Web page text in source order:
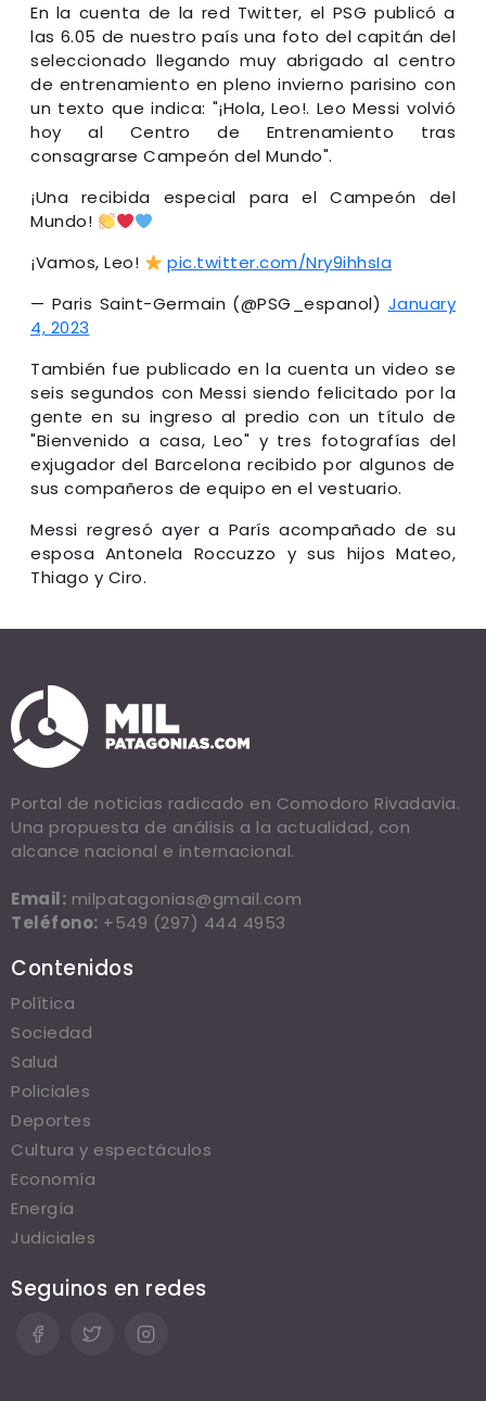
En la cuenta de la red Twitter, el PSG publicó a
las 6.05 de nuestro país una foto del capitán del
seleccionado llegando muy abrigado al centro
de entrenamiento en pleno invierno parisino con
un texto que indica: "¡Hola, Leo!. Leo Messi volvió
hoy al Centro de Entrenamiento tras
consagrarse Campeón del Mundo".
¡Una recibida especial para el Campeón del
Mundo!
¡Vamos, Leo!
pic.twitter.com/Nry9ihhsIa
— Paris Saint-Germain (@PSG_espanol) January
4, 2023
También fue publicado en la cuenta un video se
seis segundos con Messi siendo felicitado por la
gente en su ingreso al predio con un título de
"Bienvenido a casa, Leo" y tres fotografías del
exjugador del Barcelona recibido por algunos de
sus compañeros de equipo en el vestuario.
Messi regresó ayer a París acompañado de su
esposa Antonela Roccuzzo y sus hijos Mateo,
Thiago y Ciro.
Portal de noticias radicado en Comodoro Rivadavia.
Una propuesta de análisis a la actualidad, con
alcance nacional e internacional.
Email: milpatagonias@gmail.com
Teléfono: +549 (297) 444 4953
Contenidos
Política
Sociedad
Salud
Policiales
Deportes
Cultura y espectáculos
Economía
Energía
Judiciales
Seguinos en redes